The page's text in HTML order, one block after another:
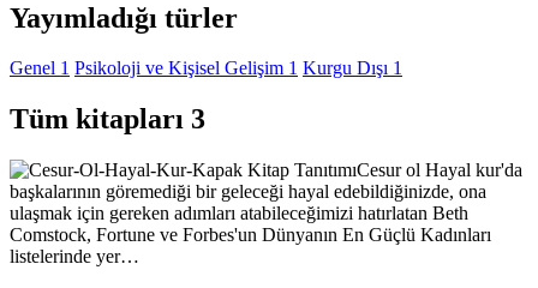
Yayımladığı türler
Genel 1 Psikoloji ve Kişisel Gelişim 1 Kurgu Dışı 1
Tüm kitapları 3
Kitap TanıtımıCesur ol Hayal kur'da
başkalarının göremediği bir geleceği hayal edebildiğinizde, ona
ulaşmak için gereken adımları atabileceğimizi hatırlatan Beth
Comstock, Fortune ve Forbes'un Dünyanın En Güçlü Kadınları
listelerinde yer…